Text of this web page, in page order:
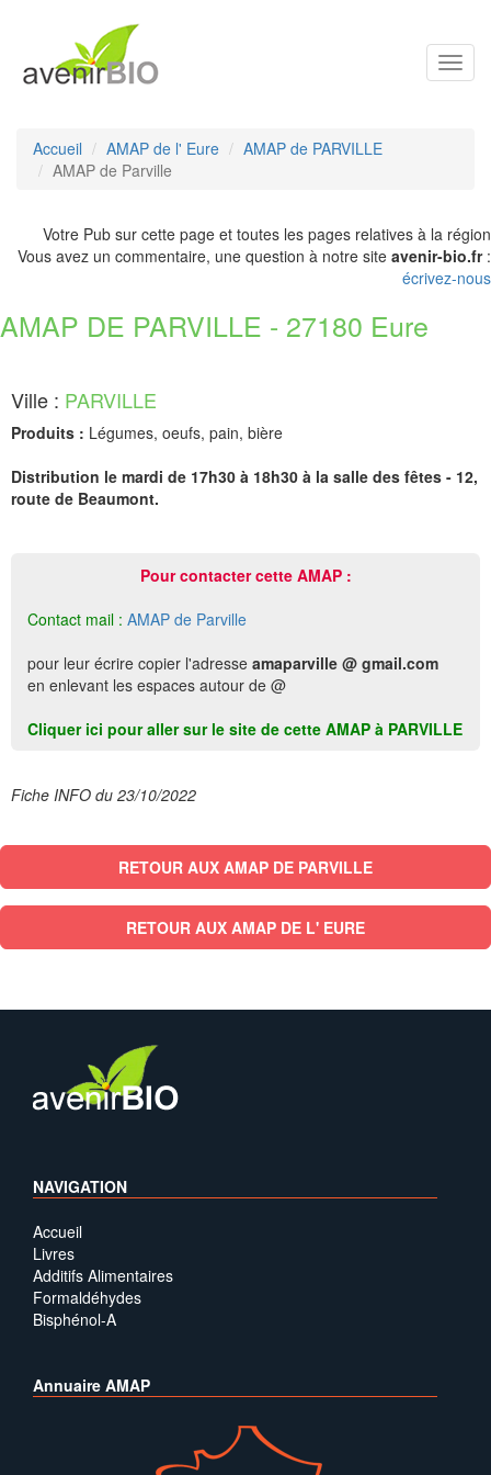
Accueil AMAP de l' Eure
AMAP de PARVILLE
AMAP de Parville
Votre Pub sur cette page et toutes les pages relatives à la région
Vous avez un commentaire, une question à notre site avenir-bio.fr:
écrivez-nous
AMAP DE PARVILLE - 27180 Eure
Ville : PARVILLE
Produits : Légumes, oeufs, pain, bière
Distribution le mardi de 17h30 à 18h30 à la salle des fêtes - 12,
route de Beaumont.
Pour contacter cette AMAP :
Contact mail : AMAP de Parville
pour leur écrire copier l'adresse amaparville @ gmail.com
en enlevant les espaces autour de @
Cliquer ici pour aller sur le site de cette AMAP à PARVILLE
Fiche INFO du 23/10/2022
RETOUR AUX AMAP DE PARVILLE
RETOUR AUX AMAP DE L' EURE
NAVIGATION
Accueil
Livres
Additifs Alimentaires
Formaldéhydes
Bisphénol-A
Annuaire AMAP